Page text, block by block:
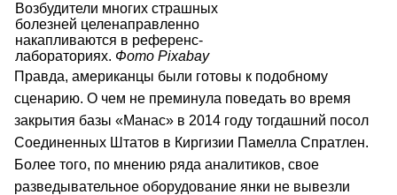
Возбудители многих страшных
болезней целенаправленно
накапливаются в референс-
лабораториях. Фото Pixabay
Правда, американцы были готовы к подобному
сценарию. О чем не преминула поведать во время
закрытия базы «Манас» в 2014 году тогдашний посол
Соединенных Штатов в Киргизии Памелла Спратлен.
Более того, по мнению ряда аналитиков, свое
разведывательное оборудование янки не вывезли